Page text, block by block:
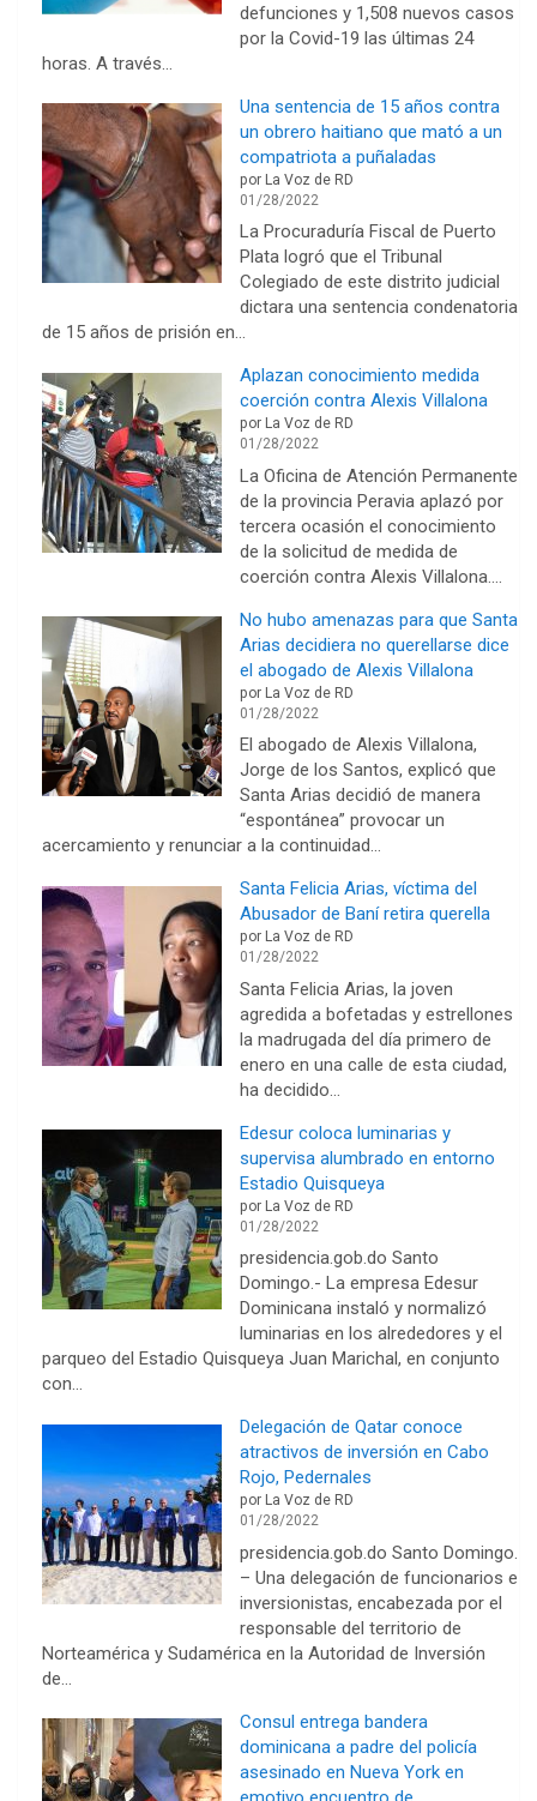
defunciones y 1,508 nuevos casos
por la Covid-19 las últimas 24
horas. A través…
Una sentencia de 15 años contra
un obrero haitiano que mató a un
compatriota a puñaladas
por La Voz de RD
01/28/2022
La Procuraduría Fiscal de Puerto
Plata logró que el Tribunal
Colegiado de este distrito judicial
dictara una sentencia condenatoria
de 15 años de prisión en…
Aplazan conocimiento medida
coerción contra Alexis Villalona
por La Voz de RD
01/28/2022
La Oficina de Atención Permanente
de la provincia Peravia aplazó por
tercera ocasión el conocimiento
de la solicitud de medida de
coerción contra Alexis Villalona.…
No hubo amenazas para que Santa
Arias decidiera no querellarse dice
el abogado de Alexis Villalona
por La Voz de RD
01/28/2022
El abogado de Alexis Villalona,
Jorge de los Santos, explicó que
Santa Arias decidió de manera
“espontánea” provocar un
acercamiento y renunciar a la continuidad…
Santa Felicia Arias, víctima del
Abusador de Baní retira querella
por La Voz de RD
01/28/2022
Santa Felicia Arias, la joven
agredida a bofetadas y estrellones
la madrugada del día primero de
enero en una calle de esta ciudad,
ha decidido…
Edesur coloca luminarias y
supervisa alumbrado en entorno
Estadio Quisqueya
por La Voz de RD
01/28/2022
presidencia.gob.do Santo
Domingo.- La empresa Edesur
Dominicana instaló y normalizó
luminarias en los alrededores y el
parqueo del Estadio Quisqueya Juan Marichal, en conjunto
con…
Delegación de Qatar conoce
atractivos de inversión en Cabo
Rojo, Pedernales
por La Voz de RD
01/28/2022
presidencia.gob.do Santo Domingo.
– Una delegación de funcionarios e
inversionistas, encabezada por el
responsable del territorio de
Norteamérica y Sudamérica en la Autoridad de Inversión
de…
Consul entrega bandera
dominicana a padre del policía
asesinado en Nueva York en